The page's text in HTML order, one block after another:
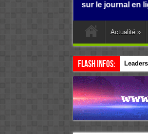
Bienvenue sur le journal en ligne
Actualité »
Flash Infos: